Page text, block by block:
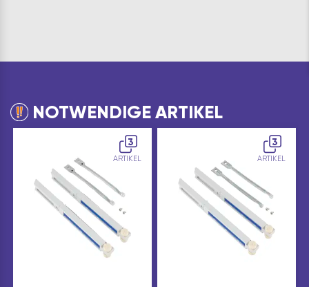
NOTWENDIGE ARTIKEL
3
ARTIKEL
3
ARTIKEL